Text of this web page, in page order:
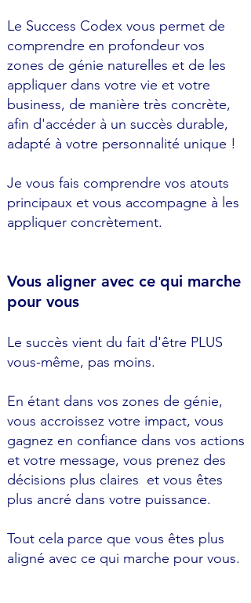
Le Success Codex vous permet de
comprendre en profondeur vos
zones de génie naturelles et de les
appliquer dans votre vie et votre
business, de manière très concrète,
afin d'accéder à un succès durable,
adapté à votre personnalité unique !
Je vous fais comprendre vos atouts
principaux et vous accompagne à les
appliquer concrètement.
Vous aligner avec ce qui marche
pour vous
Le succès vient du fait d'être PLUS
vous-même, pas moins.
En étant dans vos zones de génie,
vous accroissez votre impact, vous
gagnez en confiance dans vos actions
et votre message, vous prenez des
décisions plus claires et vous êtes
plus ancré dans votre puissance.
Tout cela parce que vous êtes plus
aligné avec ce qui marche pour vous.